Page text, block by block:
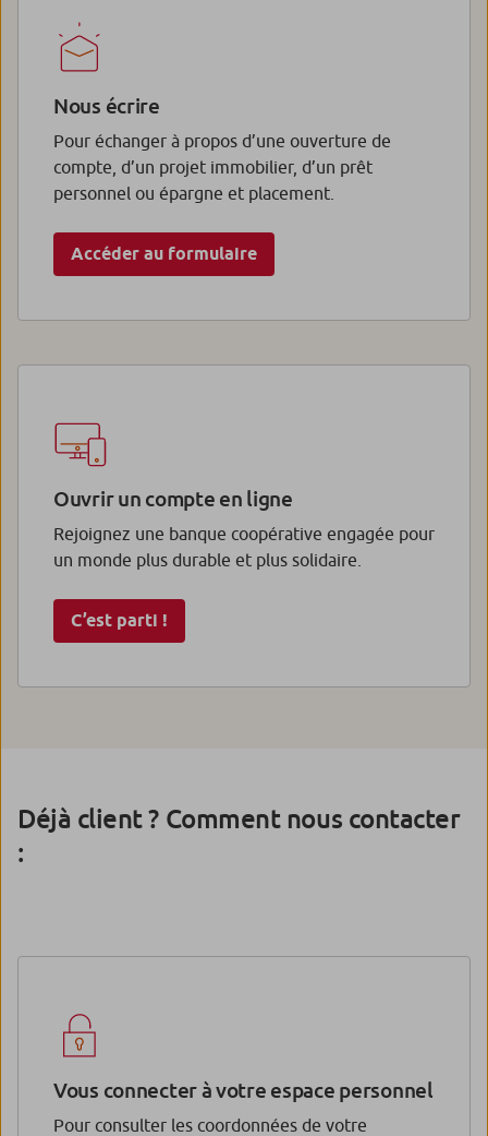
Nous écrire
Pour échanger à propos d’une ouverture de
compte, d’un projet immobilier, d’un prêt
personnel ou épargne et placement.
Accéder au formulaire
Ouvrir un compte en ligne
Rejoignez une banque coopérative engagée pour
un monde plus durable et plus solidaire.
C’est parti !
Déjà client ? Comment nous contacter
:
Vous connecter à votre espace personnel
Pour consulter les coordonnées de votre